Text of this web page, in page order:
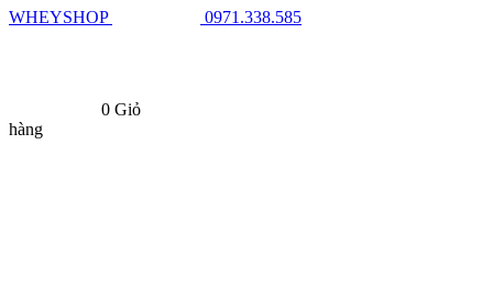
WHEYSHOP 0971.338.585
0 Giỏ
hàng